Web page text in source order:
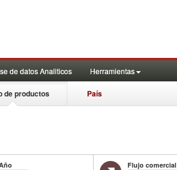
de datos Analiticos Herramientas
de productos País
Flujo comercial